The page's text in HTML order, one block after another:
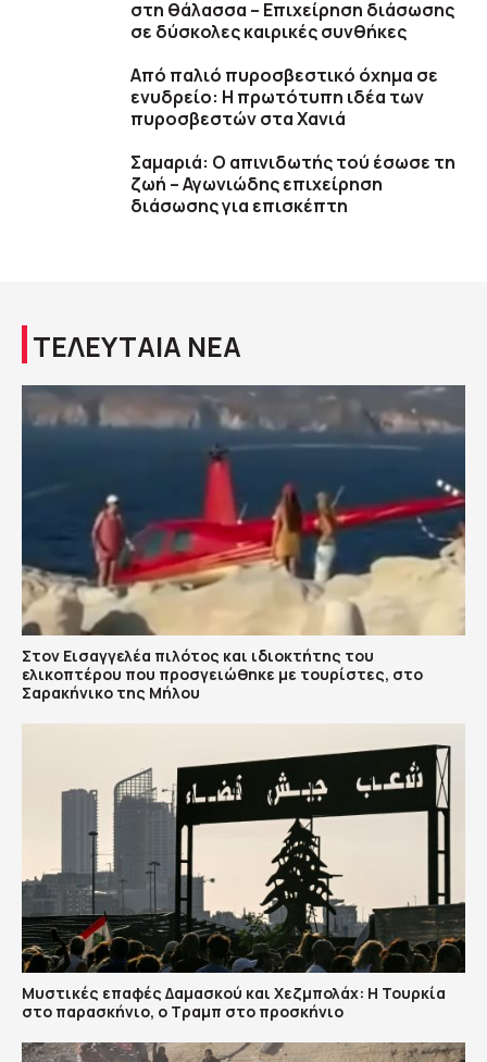
στη θάλασσα – Επιχείρηση διάσωσης
σε δύσκολες καιρικές συνθήκες
Από παλιό πυροσβεστικό όχημα σε
ενυδρείο: Η πρωτότυπη ιδέα των
πυροσβεστών στα Χανιά
Σαμαριά: Ο απινιδωτής τού έσωσε τη
ζωή – Αγωνιώδης επιχείρηση
διάσωσης για επισκέπτη
ΤΕΛΕΥΤΑΙΑ ΝΕΑ
Στον Εισαγγελέα πιλότος και ιδιοκτήτης του
ελικοπτέρου που προσγειώθηκε με τουρίστες, στο
Σαρακήνικο της Μήλου
​Μυστικές επαφές Δαμασκού και Χεζμπολάχ: Η Τουρκία
στο παρασκήνιο, ο Τραμπ στο προσκήνιο